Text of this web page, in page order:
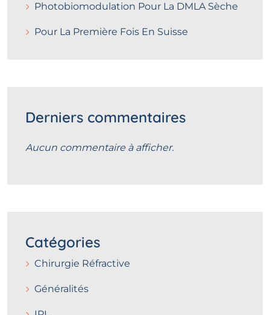
Photobiomodulation Pour La DMLA Sèche
Pour La Première Fois En Suisse
Derniers commentaires
Aucun commentaire à afficher.
Catégories
Chirurgie Réfractive
Généralités